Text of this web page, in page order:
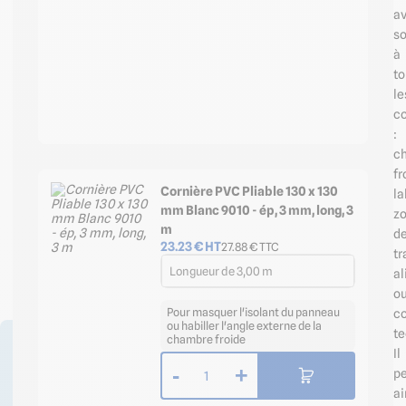
Cornière PVC Pliable 130 x 130
mm Blanc 9010 - ép, 3 mm, long, 3
m
23.23€ HT27.88€ TTC
Longueur de 3,00 m
Pour masquer l'isolant du panneau
ou habiller l'angle externe de la
chambre froide
- 1 +
à
:
Il